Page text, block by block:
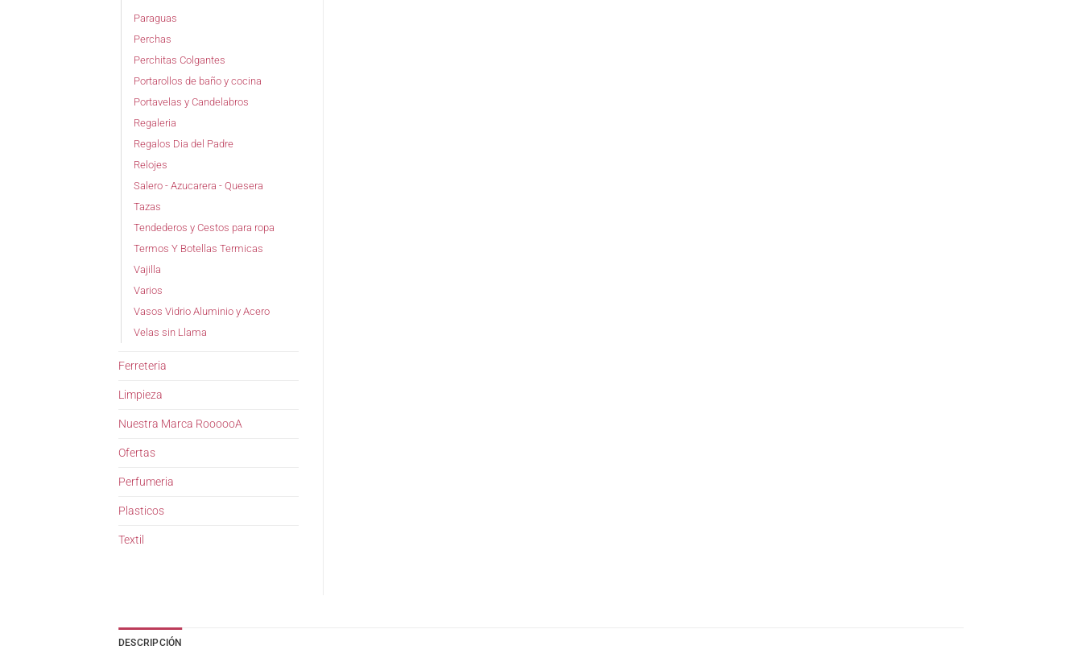
Paraguas
Perchas
Perchitas Colgantes
Portarollos de baño y cocina
Portavelas y Candelabros
Regaleria
Regalos Dia del Padre
Relojes
Salero - Azucarera - Quesera
Tazas
Tendederos y Cestos para ropa
Termos Y Botellas Termicas
Vajilla
Varios
Vasos Vidrio Aluminio y Acero
Velas sin Llama
Ferreteria
Limpieza
Nuestra Marca RoooooA
Ofertas
Perfumeria
Plasticos
Textil
DESCRIPCIÓN